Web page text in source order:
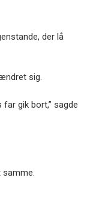
der lå
sig.
gik bort,” sagde
samme.